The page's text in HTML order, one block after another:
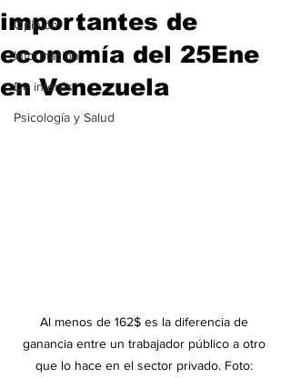
Opinión
Información
De interés
Psicología y Salud
importantes de
economía del 25Ene
en Venezuela
Al menos de 162$ es la diferencia de
ganancia entre un trabajador público a otro
que lo hace en el sector privado. Foto: